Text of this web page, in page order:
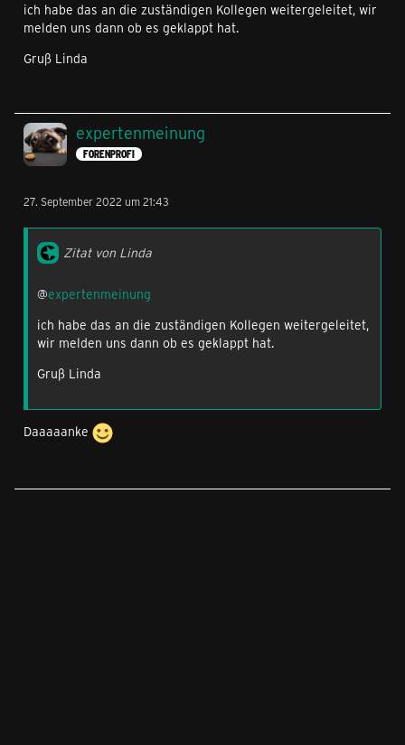
ich habe das an die zuständigen Kollegen weitergeleitet, wir
melden uns dann ob es geklappt hat.
Gruß Linda
expertenmeinung
FORENPROFI
27. September 2022 um 21:43
Zitat von Linda
@expertenmeinung
ich habe das an die zuständigen Kollegen weitergeleitet,
wir melden uns dann ob es geklappt hat.
Gruß Linda
Daaaaanke